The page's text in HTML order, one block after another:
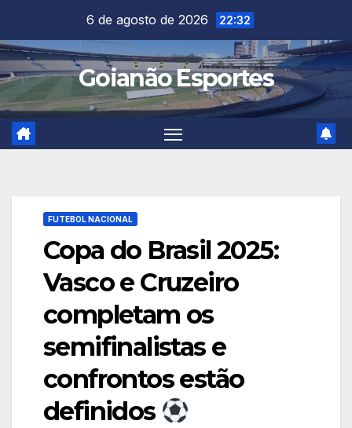
content
6 de agosto de 2026 22:32
Goianão Esportes
FUTEBOL NACIONAL
Copa do Brasil 2025:
Vasco e Cruzeiro
completam os
semifinalistas e
confrontos estão
definidos